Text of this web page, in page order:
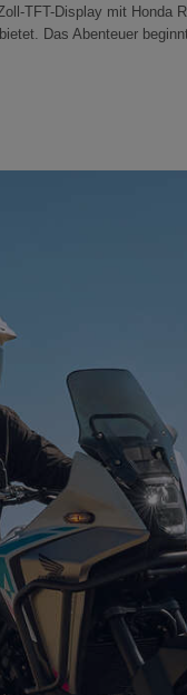
TFT-Display mit Honda
Das Abenteuer